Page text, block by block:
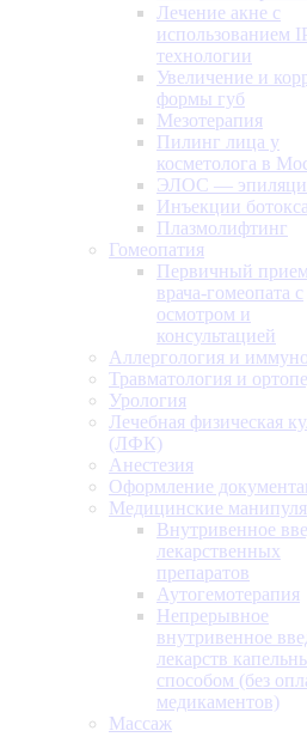
Лечение акне с
использованием
технологии
Увеличение и
формы губ
Мезотерапия
Пилинг лица у
косметолога в
ЭЛОС —
Инъекции ботокса
Плазмолифтинг
Гомеопатия
Первичный
врача-гомеопата с
осмотром и
консультацией
Аллергология и
Травматология и
Урология
Лечебная физическая
(ЛФК)
Анестезия
Оформление
Медицинские
Внутривенное
лекарственных
препаратов
Аутогемотерапия
Непрерывное
внутривенное
лекарств
способом (без
медикаментов)
Массаж